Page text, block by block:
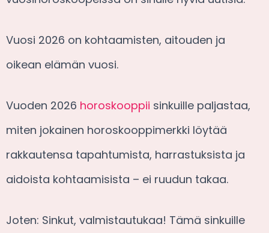
Vuosi 2026 on kohtaamisten, aitouden ja
oikean elämän vuosi.
Vuoden 2026 horoskooppii sinkuille paljastaa,
miten jokainen horoskooppimerkki löytää
rakkautensa tapahtumista, harrastuksista ja
aidoista kohtaamisista – ei ruudun takaa.
Joten: Sinkut, valmistautukaa! Tämä sinkuille